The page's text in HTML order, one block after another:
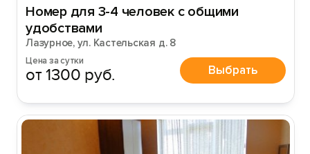
Номер для 3-4 человек с общими
удобствами
Лазурное, ул. Кастельская д. 8
Цена за сутки
от 1300 руб. Выбрать